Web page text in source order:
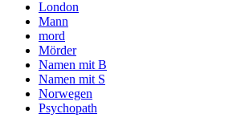
London
Mann
mord
Mörder
Namen mit B
Namen mit S
Norwegen
Psychopath